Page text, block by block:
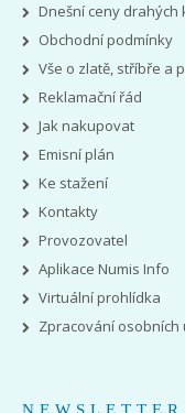
Dnešní ceny drahých
Obchodní podmínky
Vše o zlatě, stříbře a
Reklamační řád
Jak nakupovat
Emisní plán
Ke stažení
Kontakty
Provozovatel
Aplikace Numis Info
Virtuální prohlídka
Zpracování osobních